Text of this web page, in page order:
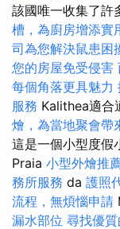
該國唯一收集了許
槽，為廚房增添實
司為您解決鼠患困
您的房屋免受侵害
每個角落更具魅力
服務 Kalithea適合
燴，為當地聚會帶
這是一個小型度假
Praia 小型外燴推
務所服務 da 護照
流程，無煩惱申請
漏水部位 尋找優